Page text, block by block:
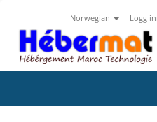
Norwegian Logg